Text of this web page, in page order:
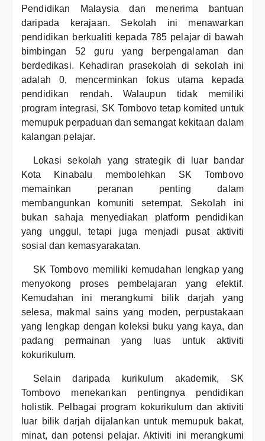
Pendidikan Malaysia dan menerima bantuan
daripada kerajaan. Sekolah ini menawarkan
pendidikan berkualiti kepada 785 pelajar di bawah
bimbingan 52 guru yang berpengalaman dan
berdedikasi. Kehadiran prasekolah di sekolah ini
adalah 0, mencerminkan fokus utama kepada
pendidikan rendah. Walaupun tidak memiliki
program integrasi, SK Tombovo tetap komited untuk
memupuk perpaduan dan semangat kekitaan dalam
kalangan pelajar.
Lokasi sekolah yang strategik di luar bandar
Kota Kinabalu membolehkan SK Tombovo
memainkan peranan penting dalam
membangunkan komuniti setempat. Sekolah ini
bukan sahaja menyediakan platform pendidikan
yang unggul, tetapi juga menjadi pusat aktiviti
sosial dan kemasyarakatan.
SK Tombovo memiliki kemudahan lengkap yang
menyokong proses pembelajaran yang efektif.
Kemudahan ini merangkumi bilik darjah yang
selesa, makmal sains yang moden, perpustakaan
yang lengkap dengan koleksi buku yang kaya, dan
padang permainan yang luas untuk aktiviti
kokurikulum.
Selain daripada kurikulum akademik, SK
Tombovo menekankan pentingnya pendidikan
holistik. Pelbagai program kokurikulum dan aktiviti
luar bilik darjah dijalankan untuk memupuk bakat,
minat, dan potensi pelajar. Aktiviti ini merangkumi